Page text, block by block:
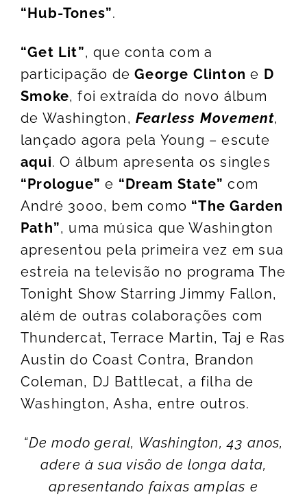
“Hub-Tones”.
“Get Lit”, que conta com a
participação de George Clinton e D
Smoke, foi extraída do novo álbum
de Washington, Fearless Movement,
lançado agora pela Young – escute
aqui. O álbum apresenta os singles
“Prologue” e “Dream State” com
André 3000, bem como “The Garden
Path”, uma música que Washington
apresentou pela primeira vez em sua
estreia na televisão no programa The
Tonight Show Starring Jimmy Fallon,
além de outras colaborações com
Thundercat, Terrace Martin, Taj e Ras
Austin do Coast Contra, Brandon
Coleman, DJ Battlecat, a filha de
Washington, Asha, entre outros.
“De modo geral, Washington, 43 anos,
adere à sua visão de longa data,
apresentando faixas amplas e